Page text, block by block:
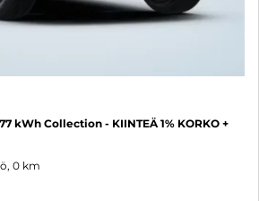
kWh Collection - KIINTEÄ 1% KORKO +
0 km